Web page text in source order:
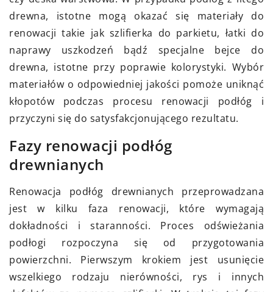
drewna, istotne mogą okazać się materiały do
renowacji takie jak szlifierka do parkietu, łatki do
naprawy uszkodzeń bądź specjalne bejce do
drewna, istotne przy poprawie kolorystyki. Wybór
materiałów o odpowiedniej jakości pomoże uniknąć
kłopotów podczas procesu renowacji podłóg i
przyczyni się do satysfakcjonującego rezultatu.
Fazy renowacji podłóg
drewnianych
Renowacja podłóg drewnianych przeprowadzana
jest w kilku faza renowacji, które wymagają
dokładności i staranności. Proces odświeżania
podłogi rozpoczyna się od przygotowania
powierzchni. Pierwszym krokiem jest usunięcie
wszelkiego rodzaju nierówności, rys i innych